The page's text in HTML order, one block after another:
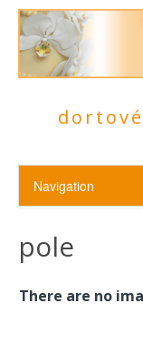
pole
There are no